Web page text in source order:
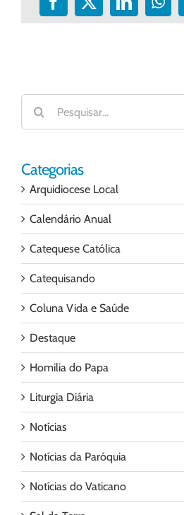
Facebook
X LinkedIn
Buscar
resultados
para:
Categorias
Arquidiocese Local
Calendário Anual
Catequese Católica
Catequisando
Coluna Vida e Saúde
Destaque
Homilia do Papa
Liturgia Diária
Notícias
Notícias da Paróquia
Notícias do Vaticano